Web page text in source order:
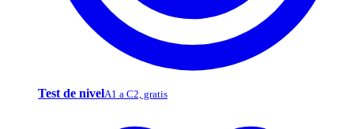
Test de nivelA1 a C2, gratis